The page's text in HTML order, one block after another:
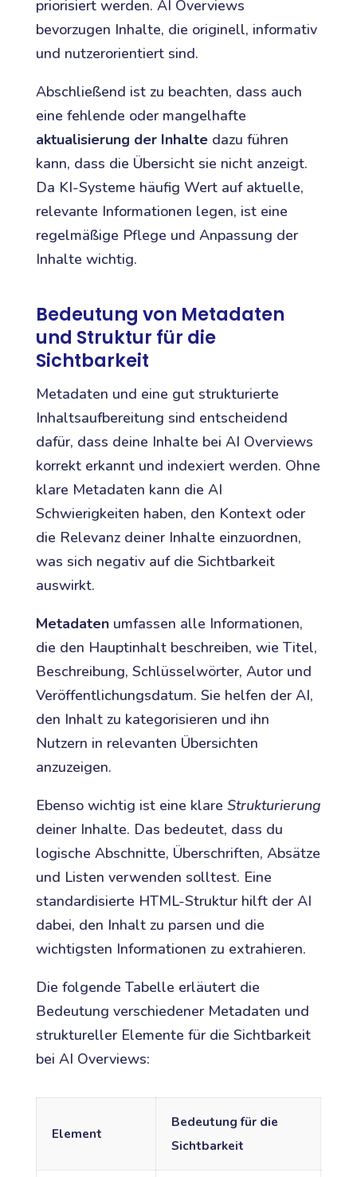
priorisiert werden. AI Overviews
bevorzugen Inhalte, die originell, informativ
und nutzerorientiert sind.
Abschließend ist zu beachten, dass auch
eine fehlende oder mangelhafte
aktualisierung der Inhaltedazu führen
kann, dass die Übersicht sie nicht anzeigt.
Da KI-Systeme häufig Wert auf aktuelle,
relevante Informationen legen, ist eine
regelmäßige Pflege und Anpassung der
Inhalte wichtig.
Bedeutung von Metadaten
und Struktur für die
Sichtbarkeit
Metadaten und eine gut strukturierte
Inhaltsaufbereitung sind entscheidend
dafür, dass deine Inhalte bei AI Overviews
korrekt erkannt und indexiert werden. Ohne
klare Metadaten kann die AI
Schwierigkeiten haben, den Kontext oder
die Relevanz deiner Inhalte einzuordnen,
was sich negativ auf die Sichtbarkeit
auswirkt.
Metadatenumfassen alle Informationen,
die den Hauptinhalt beschreiben, wie Titel,
Beschreibung, Schlüsselwörter, Autor und
Veröffentlichungsdatum. Sie helfen der AI,
den Inhalt zu kategorisieren und ihn
Nutzern in relevanten Übersichten
anzuzeigen.
Ebenso wichtig ist eine klare Strukturierung
deiner Inhalte. Das bedeutet, dass du
logische Abschnitte, Überschriften, Absätze
und Listen verwenden solltest. Eine
standardisierte HTML-Struktur hilft der AI
dabei, den Inhalt zu parsen und die
wichtigsten Informationen zu extrahieren.
Die folgende Tabelle erläutert die
Bedeutung verschiedener Metadaten und
struktureller Elemente für die Sichtbarkeit
bei AI Overviews:
Element
Bedeutung für die
Sichtbarkeit